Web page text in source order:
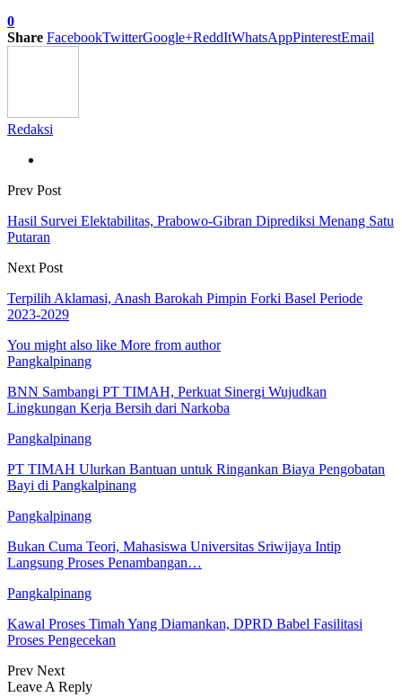
0
Share FacebookTwitterGoogle+ReddItWhatsAppPinterestEmail
Redaksi
Prev Post
Hasil Survei Elektabilitas, Prabowo-Gibran Diprediksi Menang Satu
Putaran
Next Post
Terpilih Aklamasi, Anash Barokah Pimpin Forki Basel Periode
2023-2029
You might also like More from author
Pangkalpinang
BNN Sambangi PT TIMAH, Perkuat Sinergi Wujudkan
Lingkungan Kerja Bersih dari Narkoba
Pangkalpinang
PT TIMAH Ulurkan Bantuan untuk Ringankan Biaya Pengobatan
Bayi di Pangkalpinang
Pangkalpinang
Bukan Cuma Teori, Mahasiswa Universitas Sriwijaya Intip
Langsung Proses Penambangan…
Pangkalpinang
Kawal Proses Timah Yang Diamankan, DPRD Babel Fasilitasi
Proses Pengecekan
Prev Next
Leave A Reply